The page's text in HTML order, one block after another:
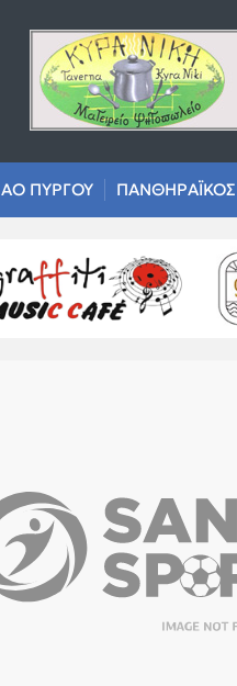
ΑΟ ΠΥΡΓΟΥ ΠΑΝΘΗΡΑΪΚΟΣ